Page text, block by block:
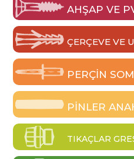
AHŞAP VE
ÇERÇEVE VE
PERÇIN
PINLER
TIKAÇLAR